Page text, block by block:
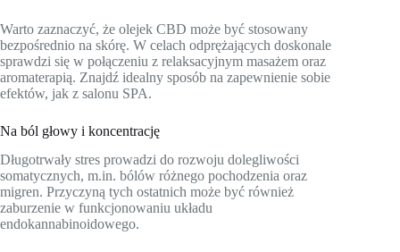
Warto zaznaczyć, że olejek CBD może być stosowany
bezpośrednio na skórę. W celach odprężających doskonale
sprawdzi się w połączeniu z relaksacyjnym masażem oraz
aromaterapią. Znajdź idealny sposób na zapewnienie sobie
efektów, jak z salonu SPA.
Na ból głowy i koncentrację
Długotrwały stres prowadzi do rozwoju dolegliwości
somatycznych, m.in. bólów różnego pochodzenia oraz
migren. Przyczyną tych ostatnich może być również
zaburzenie w funkcjonowaniu układu
endokannabinoidowego.